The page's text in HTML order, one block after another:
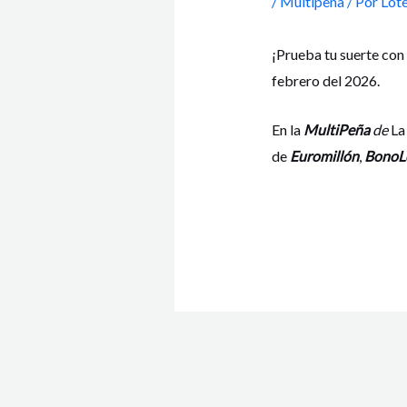
¡Prueba tu suerte
febrero del 2026.
En la MultiPeñade
de Euromillón,